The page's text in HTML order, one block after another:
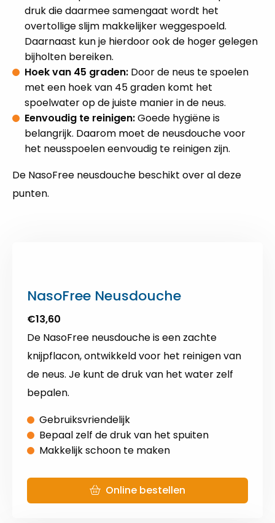
druk die daarmee samengaat wordt het
overtollige slijm makkelijker weggespoeld.
Daarnaast kun je hierdoor ook de hoger gelegen
bijholten bereiken.
Hoek van 45 graden: Door de neus te spoelen
met een hoek van 45 graden komt het
spoelwater op de juiste manier in de neus.
Eenvoudig te reinigen:Goede hygiëne is
belangrijk. Daarom moet de neusdouche voor
het neusspoelen eenvoudig te reinigen zijn.
De NasoFree neusdouche beschikt over al deze
punten.
NasoFree Neusdouche
€13,60
De NasoFree neusdouche is een zachte
knijpflacon, ontwikkeld voor het reinigen van
de neus. Je kunt de druk van het water zelf
bepalen.
Gebruiksvriendelijk
Bepaal zelf de druk van het spuiten
Makkelijk schoon te maken
Online bestellen